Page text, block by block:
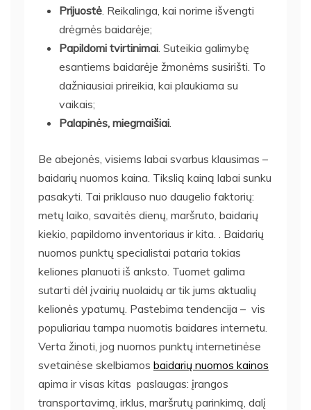
Prijuostė . Reikalinga, kai norime išvengti
drėgmės baidarėje;
Papildomi tvirtinimai . Suteikia galimybę
esantiems baidarėje žmonėms susirišti. To
dažniausiai prireikia, kai plaukiama su
vaikais;
Palapinės, miegmaišiai
Be abejonės, visiems labai svarbus klausimas –
baidarių nuomos kaina. Tikslią kainą labai sunku
pasakyti. Tai priklauso nuo daugelio faktorių:
metų laiko, savaitės dienų, maršruto, baidarių
kiekio, papildomo inventoriaus ir kita. . Baidarių
nuomos punktų specialistai pataria tokias
keliones planuoti iš anksto. Tuomet galima
sutarti dėl įvairių nuolaidų ar tik jums aktualių
kelionės ypatumų. Pastebima tendencija – vis
populiariau tampa nuomotis baidares internetu.
Verta žinoti, jog nuomos punktų internetinėse
svetainėse skelbiamos baidarių nuomos kainos
apima ir visas kitas paslaugas: įrangos
transportavimą, irklus, maršrutų parinkimą, dalį